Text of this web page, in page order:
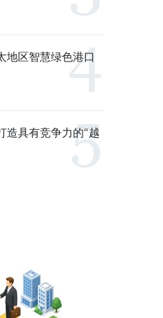
地区智慧绿色港口
造具有竞争力的“越